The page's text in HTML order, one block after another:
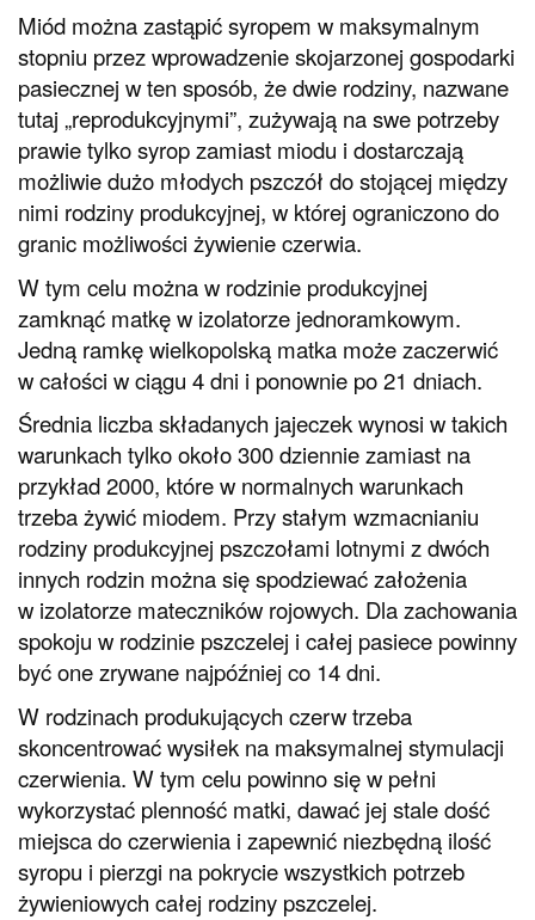
Miód można zastąpić syropem w maksymalnym
stopniu przez wprowadzenie skojarzonej gospodarki
pasiecznej w ten sposób, że dwie rodziny, nazwane
tutaj „reprodukcyjnymi”, zużywają na swe potrzeby
prawie tylko syrop zamiast miodu i dostarczają
możliwie dużo młodych pszczół do stojącej między
nimi rodziny produkcyjnej, w której ograniczono do
granic możliwości żywienie czerwia.
W tym celu można w rodzinie produkcyjnej
zamknąć matkę w izolatorze jednoramkowym.
Jedną ramkę wielkopolską matka może zaczerwić
w całości w ciągu 4 dni i ponownie po 21 dniach.
Średnia liczba składanych jajeczek wynosi w takich
warunkach tylko około 300 dziennie zamiast na
przykład 2000, które w normalnych warunkach
trzeba żywić miodem. Przy stałym wzmacnianiu
rodziny produkcyjnej pszczołami lotnymi z dwóch
innych rodzin można się spodziewać założenia
w izolatorze mateczników rojowych. Dla zachowania
spokoju w rodzinie pszczelej i całej pasiece powinny
być one zrywane najpóźniej co 14 dni.
W rodzinach produkujących czerw trzeba
skoncentrować wysiłek na maksymalnej stymulacji
czerwienia. W tym celu powinno się w pełni
wykorzystać plenność matki, dawać jej stale dość
miejsca do czerwienia i zapewnić niezbędną ilość
syropu i pierzgi na pokrycie wszystkich potrzeb
żywieniowych całej rodziny pszczelej.